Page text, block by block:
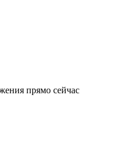
прямо сейчас